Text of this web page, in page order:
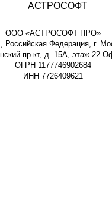
ООО «АСТРОСОФТ ПРО»
Российская Федерация, г.
пр-кт, д. 15А, этаж 22
ОГРН 1177746902684
ИНН 7726409621